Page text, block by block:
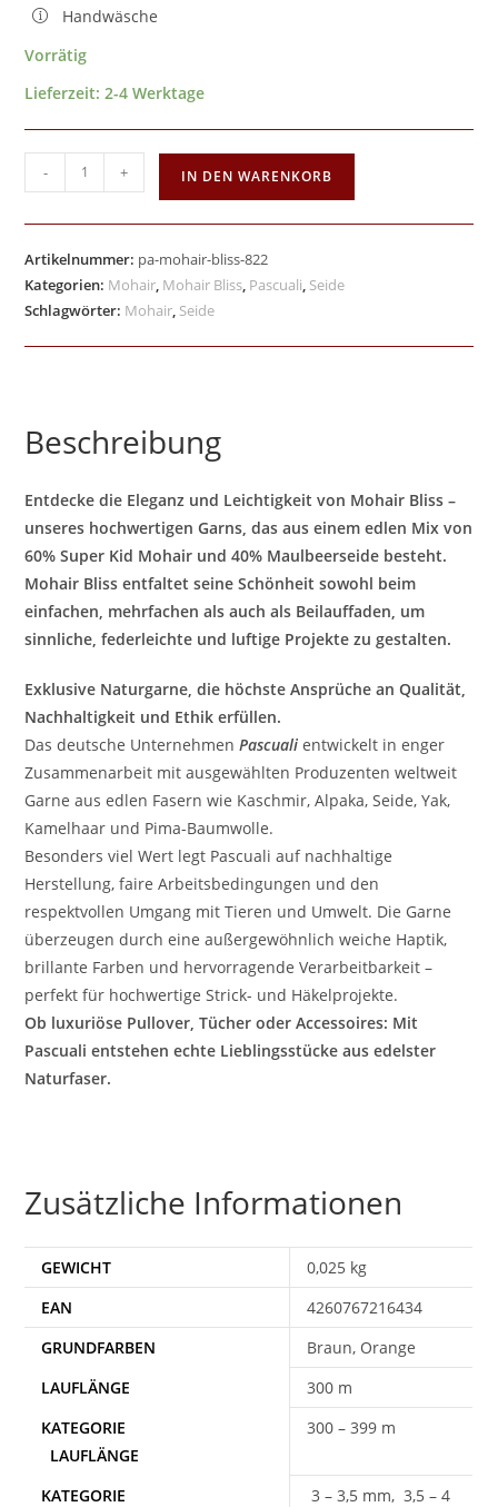
Handwäsche
Vorrätig
Lieferzeit:2-4 Werktage
- + IN DEN WARENKORB
Artikelnummer: pa-mohair-bliss-822
Kategorien: Mohair, Mohair Bliss, Pascuali, Seide
Schlagwörter: Mohair, Seide
Beschreibung
Entdecke die Eleganz und Leichtigkeit von Mohair Bliss –
unseres hochwertigen Garns, das aus einem edlen Mix von
60% Super Kid Mohair und 40% Maulbeerseide besteht.
Mohair Bliss entfaltet seine Schönheit sowohl beim
einfachen, mehrfachen als auch als Beilauffaden, um
sinnliche, federleichte und luftige Projekte zu gestalten.
Exklusive Naturgarne, die höchste Ansprüche an Qualität,
Nachhaltigkeit und Ethik erfüllen.
Das deutsche UnternehmenPascuali entwickelt in enger
Zusammenarbeit mit ausgewählten Produzenten weltweit
Garne aus edlen Fasern wie Kaschmir, Alpaka, Seide, Yak,
Kamelhaar und Pima-Baumwolle.
Besonders viel Wert legt Pascuali auf nachhaltige
Herstellung, faire Arbeitsbedingungen und den
respektvollen Umgang mit Tieren und Umwelt. Die Garne
überzeugen durch eine außergewöhnlich weiche Haptik,
brillante Farben und hervorragende Verarbeitbarkeit –
perfekt für hochwertige Strick- und Häkelprojekte.
Ob luxuriöse Pullover, Tücher oder Accessoires: Mit
Pascuali entstehen echte Lieblingsstücke aus edelster
Naturfaser.
Zusätzliche Informationen
GEWICHT
0,025 kg
EAN
4260767216434
Braun, Orange
300 m
300 – 399 m
3 – 3,5 mm, 3,5 – 4